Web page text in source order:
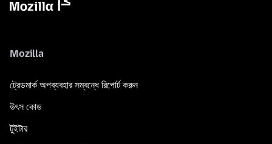
Mozilla
ট্রেডমার্ক অপব্যবহার সম্বন্ধে রিপোর্ট করুন
উৎস কোড
টুইটার